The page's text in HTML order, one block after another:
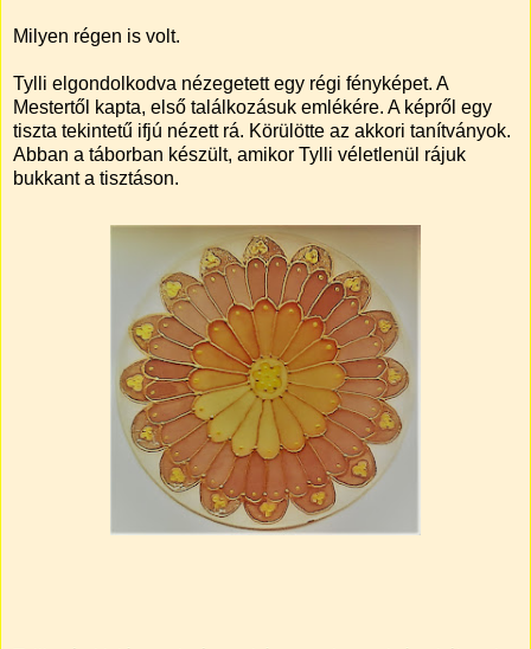
Milyen régen is volt.
Tylli elgondolkodva nézegetett egy régi fényképet. A
Mestertől kapta, első találkozásuk emlékére. A képről egy
tiszta tekintetű ifjú nézett rá. Körülötte az akkori tanítványok.
Abban a táborban készült, amikor Tylli véletlenül rájuk
bukkant a tisztáson.